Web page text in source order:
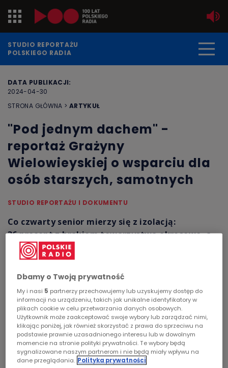
Jedynka
Dwójka
Trójka
PR24
Poland
Dzieci
Chopin
STUDIO REPORTAŻU
POLSKIEGO RADIA
DATA PUBLIKACJI:
2024-04-30
STRONA GŁÓWNA > ARTYKUŁ
"Pod jednym dachem" -
reportaż Grażyny
Wielowieyskiej o wsparciu dla
osób starszych, samotnych
STUDIO REPORTAŻU I DOKUMENTU
Co czwarty senior mierzy się z izolacją:
36 procent z brakiem towarzystwa okresowo, a
niemal co piąty senior odczuwa samotność.
Samotność ma wpływ na jakość życia i zdrowie
psychiczne tej grupy społeczeństwa. W 2021 roku
kamienicę. Znajduje się w niej osiem mieszkań,
w tym dwa mieszkania chronione. Jedno z
mieszkań jest przeznaczone dla seniorek:
mieszkają w nim trzy kobiety, które wcześniej
się nie znały. Dzisiaj są zachwycone i uważają, że
to był znakomity pomysł. To pierwszy taki
Dbamy o Twoją prywatność
My i nasi 5 partnerzy przechowujemy lub uzyskujemy dostęp do
informacji na urządzeniu, takich jak unikalne identyfikatory w
plikach cookie w celu przetwarzania danych osobowych.
Użytkownik może zaakceptować swoje wybory lub zarządzać nimi,
klikając poniżej, jak również skorzystać z prawa do sprzeciwu na
podstawie prawnie uzasadnionego interesu lub w dowolnym
momencie na stronie polityki prywatności. Te wybory będą
sygnalizowane naszym partnerom i nie będą miały wpływu na
dane przeglądania. Polityka prywatności